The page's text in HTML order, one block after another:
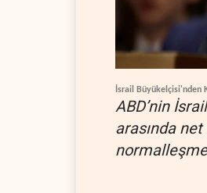
İsrail Büyükelçisi'nden
ABD’nin
arasında